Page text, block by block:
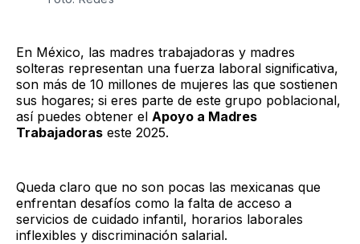
En México, las madres trabajadoras y madres
solteras representan una fuerza laboral significativa,
son más de 10 millones de mujeres las que sostienen
sus hogares; si eres parte de este grupo poblacional,
así puedes obtener el Apoyo a Madres
Trabajadoras este 2025.
Queda claro que no son pocas las mexicanas que
enfrentan desafíos como la falta de acceso a
servicios de cuidado infantil, horarios laborales
inflexibles y discriminación salarial.